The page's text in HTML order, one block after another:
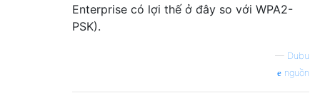
Enterprise có lợi thế ở đây so với WPA2-
PSK).
— Dubu
nguồn